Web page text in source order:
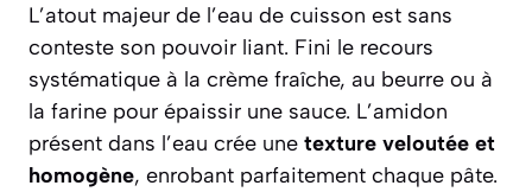
L’atout majeur de l’eau de cuisson est sans
conteste son pouvoir liant. Fini le recours
systématique à la crème fraîche, au beurre ou à
la farine pour épaissir une sauce. L’amidon
présent dans l’eau crée une texture veloutée et
homogène, enrobant parfaitement chaque pâte.